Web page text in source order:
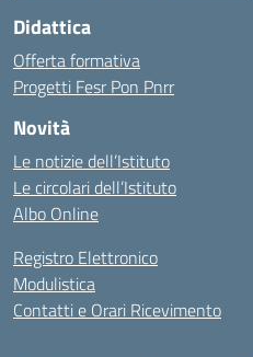
Didattica
Offerta formativa
Progetti Fesr Pon Pnrr
Novità
Le notizie dell’Istituto
Le circolari dell’Istituto
Albo Online
Registro Elettronico
Modulistica
Contatti e Orari Ricevimento